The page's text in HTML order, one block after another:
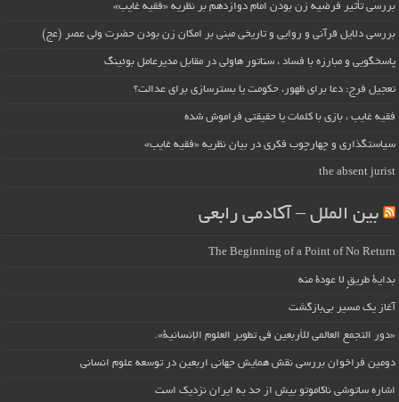
بررسی تأثیر فرضیه زن بودن امام دوازدهم بر نظریه «فقیه غایب»
بررسی دلایل قرآنی و روایی و تاریخی مبنی بر امکان زن بودن حضرت ولی عصر (عج)
پاسخگویی و مبارزه با فساد ، سناتور هاولی در مقابل مدیرعامل بوئینگ
تعجیل فرج: دعا برای ظهور، حکومت یا بسترسازی برای عدالت؟
فقیه غایب ، بازی با کلمات یا حقیقتی فراموش شده
سیاستگذاری و چهارچوب فکری در بیان نظریه «فقیه غایب»
the absent jurist
بین الملل – آکادمی رابعی
The Beginning of a Point of No Return
بداية طريقٍ لا عودة منه
آغاز یک مسیر بی‌بازگشت
«دور التجمع العالمي للأربعين في تطوير العلوم الإنسانية».
دومین فراخوان بررسی نقش همایش جهانی اربعین در توسعه علوم انسانی
اشاره ساتوشی ناکاموتو بیش از حد به ایران نزدیک است